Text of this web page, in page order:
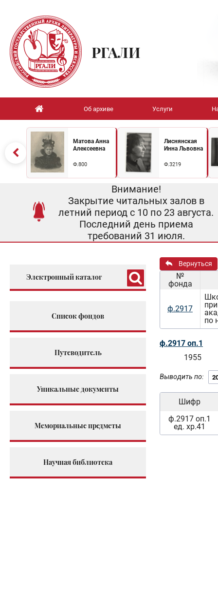
РГАЛИ
Об архиве Услуги
Матова Анна
Алексеевна
Ф.800
Лиснянская
Инна Львовна
Ф.3219
Внимание!
Закрытие читальных залов в
летний период с 10 по 23 августа.
Последний день приема
требований 31 июля.
Электронный каталог
Список фондов
Путеводитель
Уникальные документы
Мемориальные предметы
Научная библиотека
Вернуться
№
фонда
ф.2917
по
ф.2917 оп.1
1955
Выводить по:
Шифр
ф.2917 оп.1
ед. хр.41